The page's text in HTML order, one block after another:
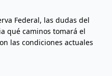
Federal, las dudas del
qué caminos tomará el
las condiciones actuales